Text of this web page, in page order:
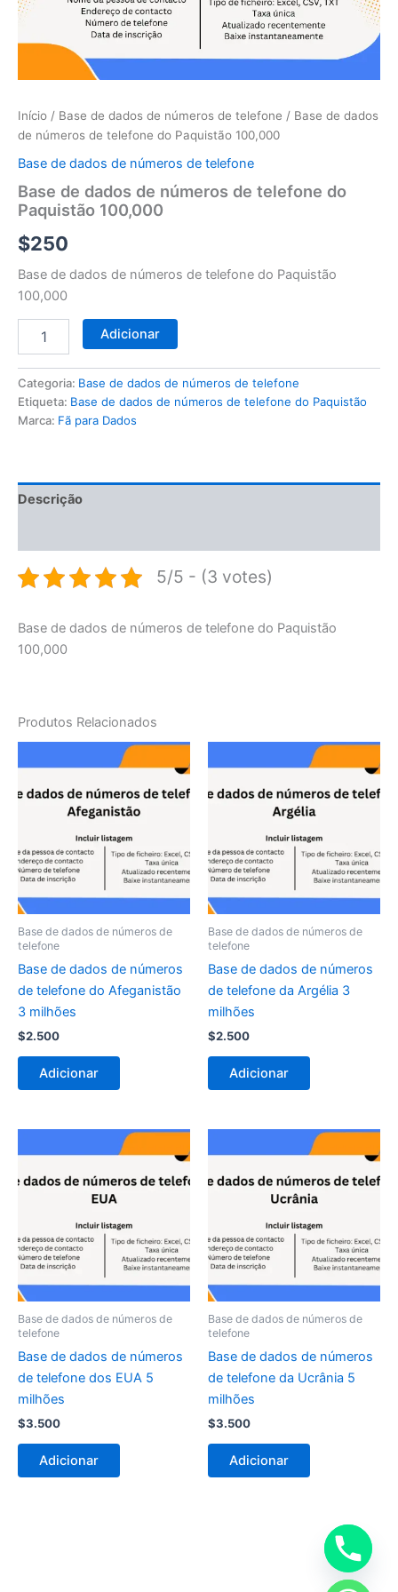
Início / Base de dados de números de telefone / Base de dados
de números de telefone do Paquistão 100,000
Base de dados de números de telefone
Base de dados de números de telefone do
Paquistão 100,000
$250
Base de dados de números de telefone do Paquistão
100,000
telefone
Paquistão
Adicionar
Categoria: Base de dados de números de telefone
Etiqueta: Base de dados de números de telefone do Paquistão
Marca: Fã para Dados
Descrição
5/5 - (3 votes)
Base de dados de números de telefone do Paquistão
100,000
Produtos Relacionados
Base de dados de números de
telefone
Base de dados de números
de telefone do Afeganistão
3 milhões
$2.500
Adicionar
Base de dados de números de
telefone
Base de dados de números
de telefone da Argélia 3
milhões
$2.500
Adicionar
Base de dados de números de
telefone
Base de dados de números
de telefone dos EUA 5
milhões
$3.500
Adicionar
Base de dados de números de
telefone
Base de dados de números
de telefone da Ucrânia 5
milhões
$3.500
Adicionar